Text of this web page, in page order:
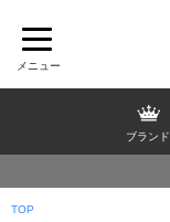
ブランド
TOP